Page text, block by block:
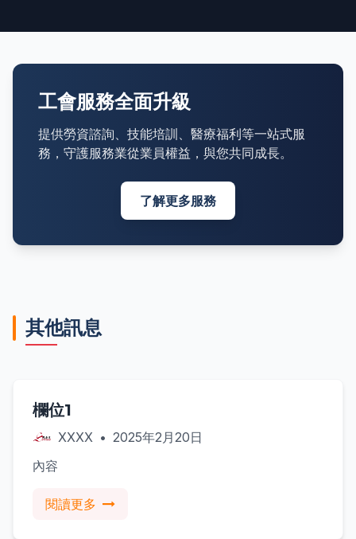
工會服務全面升級
提供勞資諮詢、技能培訓、醫療福利等一站式服
務，守護服務業從業員權益，與您共同成長。
了解更多服務
其他訊息
信息
欄位1
XXXX • 2025年2月20日
內容
閱讀更多